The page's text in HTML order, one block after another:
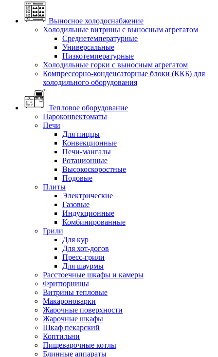
Выносное холодоснабжение
Холодильные витрины с выносным агрегатом
Среднетемпературные
Универсальные
Низкотемпературные
Холодильные горки с выносным агрегатом
Компрессорно-конденсаторные блоки (ККБ) для
холодильного оборудования
Тепловое оборудование
Пароконвектоматы
Печи
Для пиццы
Конвекционные
Печи-мангалы
Ротационные
Высокоскоростные
Подовые
Плиты
Электрические
Газовые
Индукционные
Комбинированные
Грили
Для кур
Для хот-догов
Пресс-грили
Для шаурмы
Расстоечные шкафы и камеры
Фритюрницы
Витрины тепловые
Макароноварки
Жарочные поверхности
Жарочные шкафы
Шкаф пекарский
Коптильни
Пищеварочные котлы
Блинные аппараты